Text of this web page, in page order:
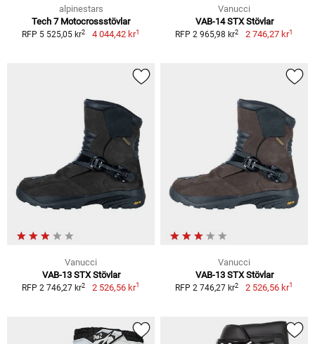
alpinestars
Tech 7 Motocrossstövlar
RFP 5 525,05 kr2 4 044,42 kr1
Vanucci
VAB-14 STX Stövlar
RFP 2 965,98 kr2 2 746,27 kr1
Vanucci
VAB-13 STX Stövlar
RFP 2 746,27 kr2 2 526,56 kr1
Vanucci
VAB-13 STX Stövlar
RFP 2 746,27 kr2 2 526,56 kr1